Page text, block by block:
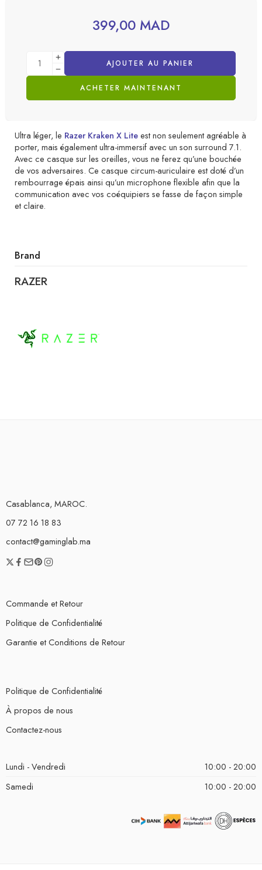
399,00 MAD
AJOUTER AU PANIER
ACHETER MAINTENANT
Ultra léger, le Razer Kraken X Liteest non seulement agréable à
porter, mais également ultra-immersif avec un son surround 7.1.
Avec ce casque sur les oreilles, vous ne ferez qu’une bouchée
de vos adversaires. Ce casque circum-auriculaire est doté d’un
rembourrage épais ainsi qu’un microphone flexible afin que la
communication avec vos coéquipiers se fasse de façon simple
et claire.
Brand
RAZER
Casablanca, MAROC.
07 72 16 18 83
contact@gaminglab.ma
Commande et Retour
Politique de Confidentialité
Garantie et Conditions de Retour
Politique de Confidentialité
À propos de nous
Contactez-nous
Lundi - Vendredi
10:00 - 20:00
Samedi
10:00 - 20:00